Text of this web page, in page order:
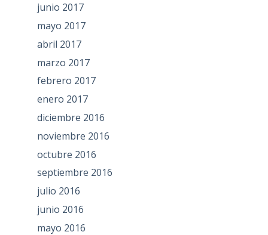
junio 2017
mayo 2017
abril 2017
marzo 2017
febrero 2017
enero 2017
diciembre 2016
noviembre 2016
octubre 2016
septiembre 2016
julio 2016
junio 2016
mayo 2016